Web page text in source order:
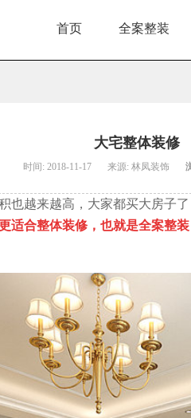
首页 全案整装
大宅整体装修
时间: 2018-11-17 来源: 林凤装饰
也越来越高，大家都买大房子
适合整体装修，也就是全案整装